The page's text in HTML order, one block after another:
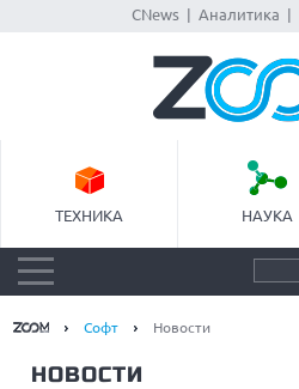
CNews Аналитика
ТЕХНИКА НАУКА
Софт Новости
НОВОСТИ